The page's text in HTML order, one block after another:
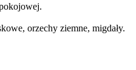
orzechy ziemne, migdały.